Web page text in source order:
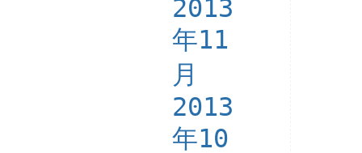
2013
年11
月
2013
年10